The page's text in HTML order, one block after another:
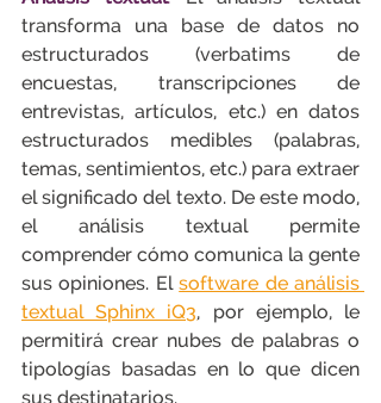
transforma una base de datos no
estructurados (verbatims de
encuestas, transcripciones de
entrevistas, artículos, etc.) en datos
estructurados medibles (palabras,
temas, sentimientos, etc.) para extraer
el significado del texto. De este modo,
el análisis textual permite
comprender cómo comunica la gente
sus opiniones. El software de análisis
textual Sphinx iQ3, por ejemplo, le
permitirá crear nubes de palabras o
tipologías basadas en lo que dicen
sus destinatarios.